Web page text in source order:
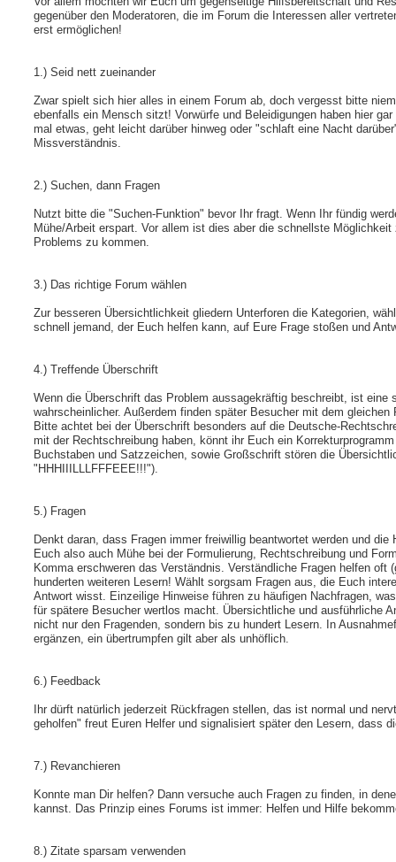
gegenüber den Moderatoren, die im Forum die Interessen aller
erst ermöglichen!
1.) Seid nett zueinander
Zwar spielt sich hier alles in einem Forum ab, doch vergesst bitte
ebenfalls ein Mensch sitzt! Vorwürfe und Beleidigungen haben hier
mal etwas, geht leicht darüber hinweg oder "schlaft eine Nacht
Missverständnis.
2.) Suchen, dann Fragen
Nutzt bitte die "Suchen-Funktion" bevor Ihr fragt. Wenn Ihr fündig
Mühe/Arbeit erspart. Vor allem ist dies aber die schnellste
Problems zu kommen.
3.) Das richtige Forum wählen
Zur besseren Übersichtlichkeit gliedern Unterforen die Kategorien,
schnell jemand, der Euch helfen kann, auf Eure Frage stoßen und
4.) Treffende Überschrift
Wenn die Überschrift das Problem aussagekräftig beschreibt, ist eine
wahrscheinlicher. Außerdem finden später Besucher mit dem
Bitte achtet bei der Überschrift besonders auf die Deutsche-
mit der Rechtschreibung haben, könnt ihr Euch ein
Buchstaben und Satzzeichen, sowie Großschrift stören die
"HHHIIILLLFFFEEE!!!").
5.) Fragen
Denkt daran, dass Fragen immer freiwillig beantwortet werden und
Euch also auch Mühe bei der Formulierung, Rechtschreibung und
Komma erschweren das Verständnis. Verständliche Fragen helfen oft
hunderten weiteren Lesern! Wählt sorgsam Fragen aus, die Euch
Antwort wisst. Einzeilige Hinweise führen zu häufigen Nachfragen,
für spätere Besucher wertlos macht. Übersichtliche und ausführliche
nicht nur den Fragenden, sondern bis zu hundert Lesern. In
ergänzen, ein übertrumpfen gilt aber als unhöflich.
6.) Feedback
Ihr dürft natürlich jederzeit Rückfragen stellen, das ist normal und
geholfen" freut Euren Helfer und signalisiert später den Lesern, dass
7.) Revanchieren
Konnte man Dir helfen? Dann versuche auch Fragen zu finden, in
kannst. Das Prinzip eines Forums ist immer: Helfen und Hilfe
8.) Zitate sparsam verwenden